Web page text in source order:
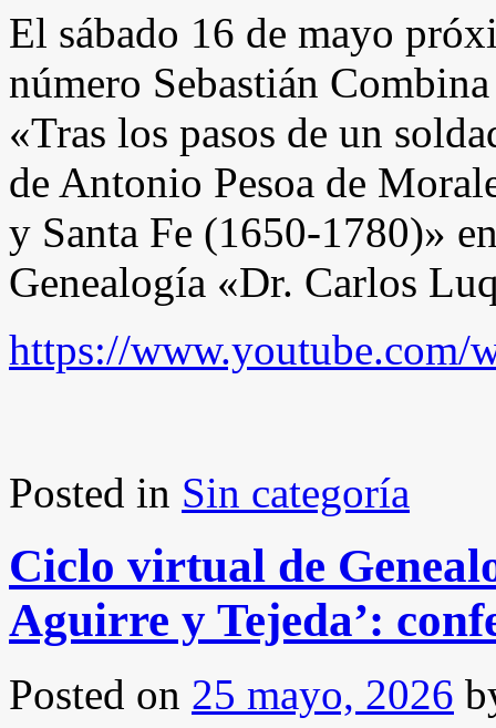
El sábado 16 de mayo
número Sebastián
«Tras los pasos de un
de Antonio Pesoa de
y Santa Fe (1650-1780)»
Genealogía «Dr. Carlos
https://www.youtube.com/
Posted in Sin categoría
Ciclo virtual de
Aguirre y Tejeda’:
Posted on 25 mayo, 2026